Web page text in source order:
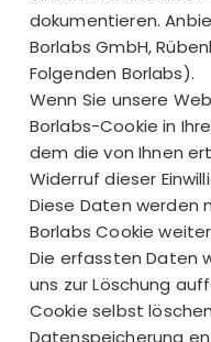
dokumentieren.
Borlabs GmbH,
Folgenden Borlabs).
Wenn Sie unsere
Borlabs-Cookie in
dem die von Ihnen
Widerruf dieser
Diese Daten werden
Borlabs Cookie
Die erfassten Daten
uns zur Löschung
Cookie selbst
Datenspeicherung